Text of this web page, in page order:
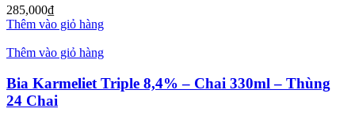
285,000₫
Thêm vào giỏ hàng
Thêm vào giỏ hàng
Bia Karmeliet Triple 8,4% – Chai 330ml – Thùng
24 Chai